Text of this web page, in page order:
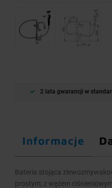
2 lata gwarancji w
Informacje
Bateria stojąca
prostym, z wężem